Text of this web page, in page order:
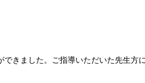
きました。ご指導いただいた先生方